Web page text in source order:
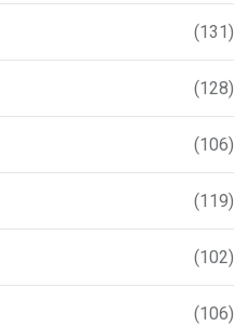
(131)
(128)
(106)
(119)
(102)
(106)